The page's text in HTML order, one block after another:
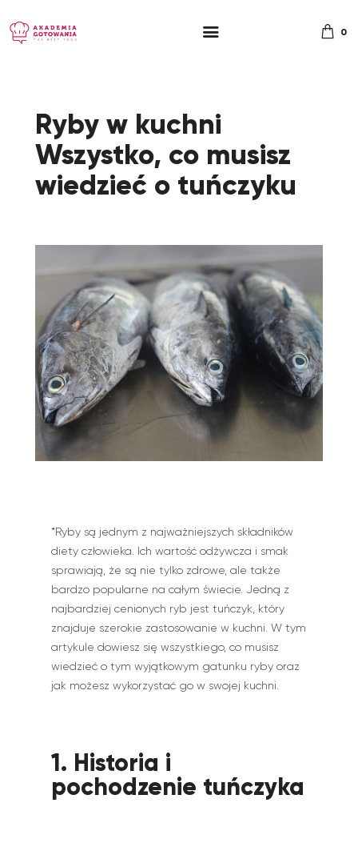
0
Ryby w kuchni
Wszystko, co musisz
wiedzieć o tuńczyku
*Ryby są jednym z najważniejszych składników
diety człowieka. Ich wartość odżywcza i smak
sprawiają, że są nie tylko zdrowe, ale także
bardzo popularne na całym świecie. Jedną z
najbardziej cenionych ryb jest tuńczyk, który
znajduje szerokie zastosowanie w kuchni. W tym
artykule dowiesz się wszystkiego, co musisz
wiedzieć o tym wyjątkowym gatunku ryby oraz
jak możesz wykorzystać go w swojej kuchni.
1. Historia i
pochodzenie tuńczyka